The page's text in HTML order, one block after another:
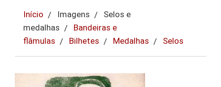
Início Imagens
Selos e
medalhas
Bandeiras e
flâmulas
Bilhetes Medalhas Selos